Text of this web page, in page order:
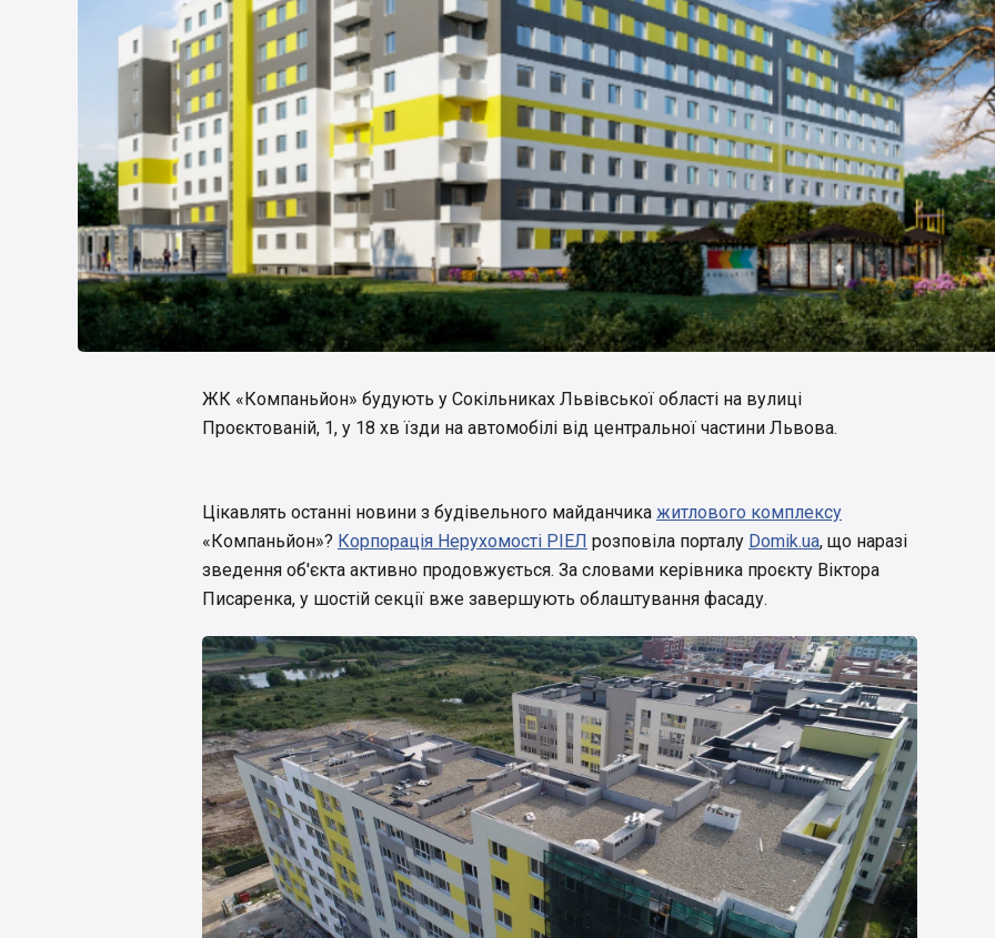
ЖК «Компаньйон» будують у Сокільниках Львівської області на вулиці
Проєктованій, 1, у 18 хв їзди на автомобілі від центральної частини Львова.
Цікавлять останні новини з будівельного майданчика житлового комплексу
«Компаньйон»? Корпорація Нерухомості РІЕЛ розповіла порталу Domik.ua, що наразі
зведення об'єкта активно продовжується. За словами керівника проєкту Віктора
Писаренка, у шостій секції вже завершують облаштування фасаду.